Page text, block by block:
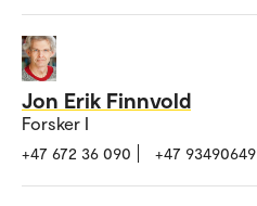
Jon Erik Finnvold
Forsker I
+47 672 36 090 +47 93490649